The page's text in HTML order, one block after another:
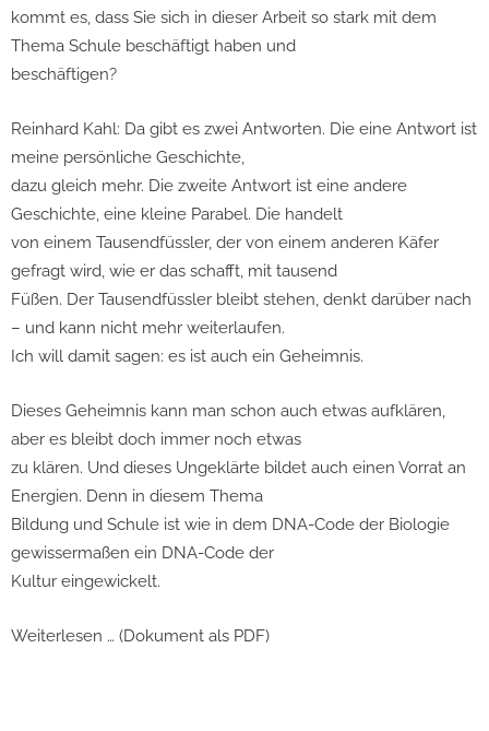
kommt es, dass Sie sich in dieser Arbeit so stark mit dem
Thema Schule beschäftigt haben und
beschäftigen?
Reinhard Kahl: Da gibt es zwei Antworten. Die eine Antwort ist
meine persönliche Geschichte,
dazu gleich mehr. Die zweite Antwort ist eine andere
Geschichte, eine kleine Parabel. Die handelt
von einem Tausendfüssler, der von einem anderen Käfer
gefragt wird, wie er das schafft, mit tausend
Füßen. Der Tausendfüssler bleibt stehen, denkt darüber nach
– und kann nicht mehr weiterlaufen.
Ich will damit sagen: es ist auch ein Geheimnis.
Dieses Geheimnis kann man schon auch etwas aufklären,
aber es bleibt doch immer noch etwas
zu klären. Und dieses Ungeklärte bildet auch einen Vorrat an
Energien. Denn in diesem Thema
Bildung und Schule ist wie in dem DNA-Code der Biologie
gewissermaßen ein DNA-Code der
Kultur eingewickelt.
Weiterlesen … (Dokument als PDF)